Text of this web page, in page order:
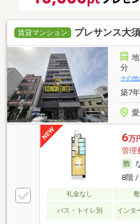
賃貸マンション プレサンス大
分
その他
築7
6万
管理
8階 /
礼金なし
バス・トイレ別 インタ